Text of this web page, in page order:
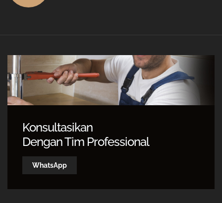
Konsultasikan
Dengan Tim Professional
WhatsApp